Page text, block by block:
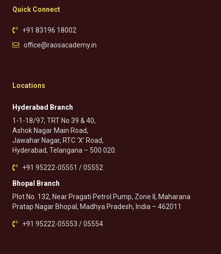
Quick Connect
+91 83196 18002
office@raosacademy.in
Locations
Hyderabad Branch
1-1-18/97, TRT No 39 & 40,
Ashok Nagar Main Road,
Jawahar Nagar, RTC ‘X’ Road,
Hyderabad, Telangana – 500 020.
+91 95222-05551 / 05552
Bhopal Branch
Plot No. 132, Near Pragati Petrol Pump, Zone II, Maharana
Pratap Nagar Bhopal, Madhya Pradesh, India – 462011
+91 95222-05553 / 05554